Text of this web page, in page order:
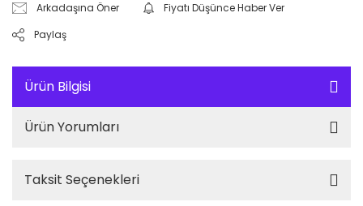
Arkadaşına Öner
Fiyatı Düşünce Haber Ver
Paylaş
Ürün Bilgisi
Ürün Yorumları
Taksit Seçenekleri